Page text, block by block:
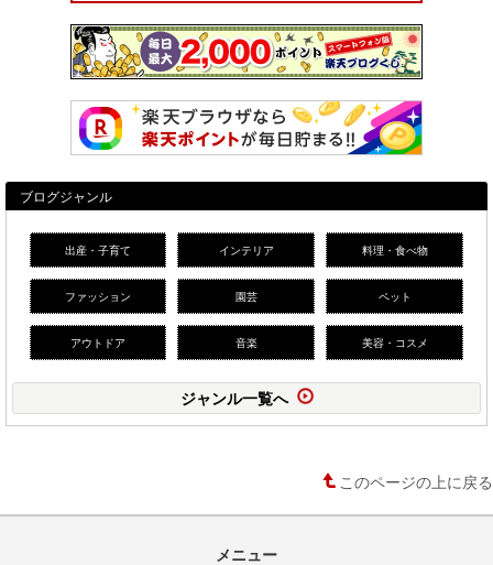
ブログジャンル
出産・子育て インテリア 料理・食べ物
ファッション 園芸 ペット
アウトドア 音楽 美容・コスメ
ジャンル一覧へ
このページの上に戻る
メニュー